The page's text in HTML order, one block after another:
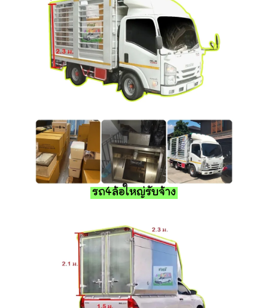
รถ4ล้อใหญ่รับจ้าง